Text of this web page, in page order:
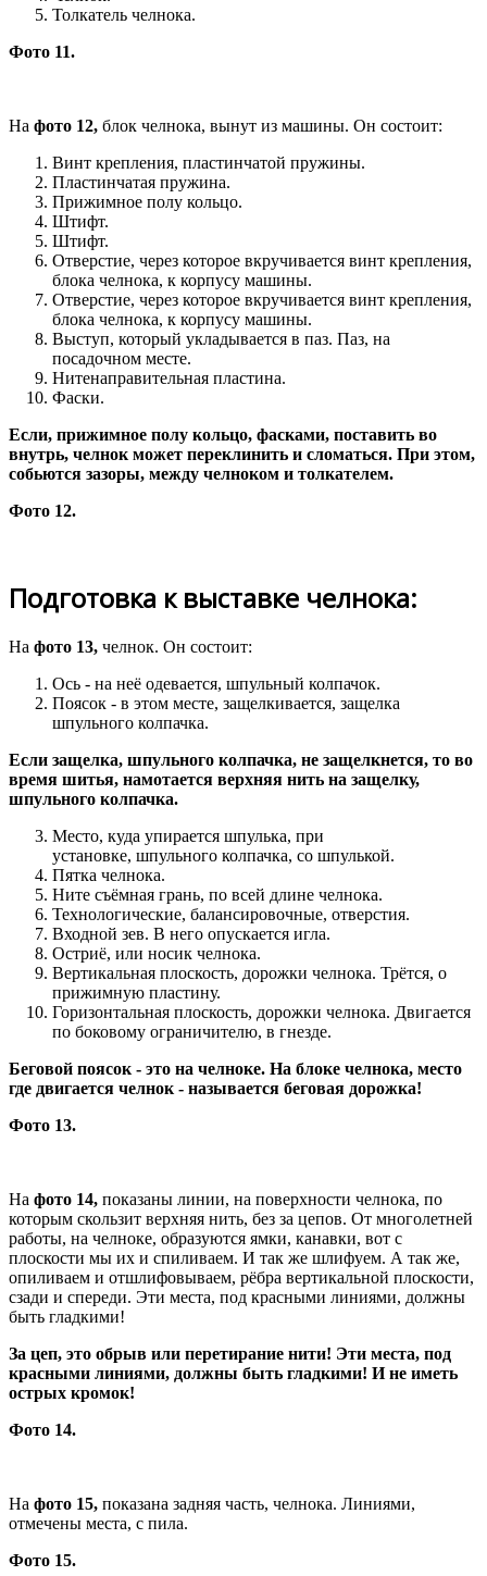
Толкатель челнока.
Фото 11.
На фото 12, блок челнока, вынут из машины. Он состоит:
Винт крепления, пластинчатой пружины.
Пластинчатая пружина.
Прижимное полу кольцо.
Штифт.
Штифт.
Отверстие, через которое вкручивается винт крепления,
блока челнока, к корпусу машины.
Отверстие, через которое вкручивается винт крепления,
блока челнока, к корпусу машины.
Выступ, который укладывается в паз. Паз, на
посадочном месте.
Нитенаправительная пластина.
Фаски.
Если, прижимное полу кольцо, фасками, поставить во
внутрь, челнок может переклинить и сломаться. При этом,
собьются зазоры, между челноком и толкателем.
Фото 12.
Подготовка к выставке челнока:
На фото 13, челнок. Он состоит:
Ось - на неё одевается, шпульный колпачок.
Поясок - в этом месте, защелкивается, защелка
шпульного колпачка.
Если защелка, шпульного колпачка, не защелкнется, то во
время шитья, намотается верхняя нить на защелку,
шпульного колпачка.
Место, куда упирается шпулька, при
установке, шпульного колпачка, со шпулькой.
Пятка челнока.
Ните съёмная грань, по всей длине челнока.
Технологические, балансировочные, отверстия.
Входной зев. В него опускается игла.
Остриё, или носик челнока.
Вертикальная плоскость, дорожки челнока. Трётся, о
прижимную пластину.
Горизонтальная плоскость, дорожки челнока. Двигается
по боковому ограничителю, в гнезде.
Беговой поясок - это на челноке. На блоке челнока, место
где двигается челнок - называется беговая дорожка!
Фото 13.
На фото 14, показаны линии, на поверхности челнока, по
которым скользит верхняя нить, без за цепов. От многолетней
работы, на челноке, образуются ямки, канавки, вот с
плоскости мы их и спиливаем. И так же шлифуем. А так же,
опиливаем и отшлифовываем, рёбра вертикальной плоскости,
сзади и спереди. Эти места, под красными линиями, должны
быть гладкими!
За цеп, это обрыв или перетирание нити! Эти места, под
красными линиями, должны быть гладкими! И не иметь
острых кромок!
Фото 14.
На фото 15, показана задняя часть, челнока. Линиями,
отмечены места, с пила.
Фото 15.